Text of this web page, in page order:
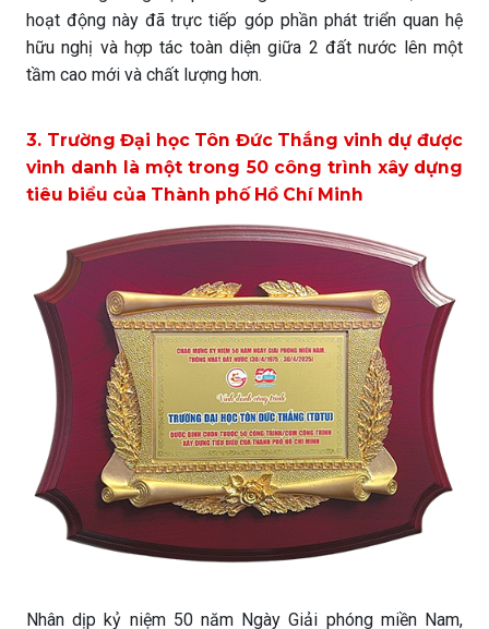
hoạt động này đã trực tiếp góp phần phát triển quan hệ
hữu nghị và hợp tác toàn diện giữa 2 đất nước lên một
tầm cao mới và chất lượng hơn.
3. Trường Đại học Tôn Đức Thắng vinh dự được
vinh danh là một trong 50 công trình xây dựng
tiêu biểu của Thành phố Hồ Chí Minh
Nhân dịp kỷ niệm 50 năm Ngày Giải phóng miền Nam,